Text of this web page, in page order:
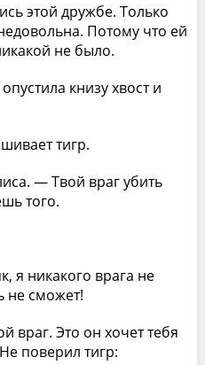
этой дружбе. Только
Потому что ей
не было.
книзу хвост и
тигр.
— Твой враг убить
того.
я никакого врага не
не сможет!
враг. Это он хочет тебя
поверил тигр: